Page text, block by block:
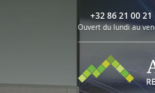
+32 86 21 00 21
Ouvert du lundi au